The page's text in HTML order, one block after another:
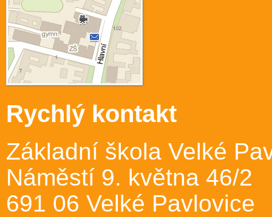
Rychlý kontakt
Základní škola Velké
Náměstí 9. května 46/2
691 06 Velké Pavlovice